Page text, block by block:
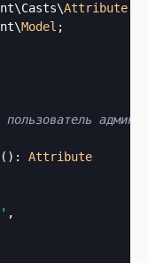
Attribute
Model ;
пользователь
(): Attribute
,